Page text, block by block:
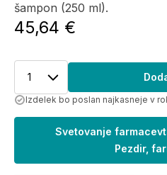
šampon (250 ml).
45,64 €
1
Izdelek bo poslan najkasneje v
Svetovanje
Pezdir,